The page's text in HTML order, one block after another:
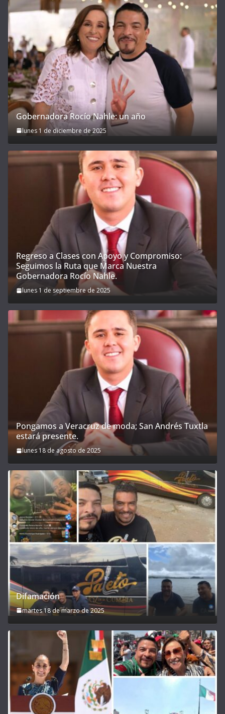
Gobernadora Rocío Nahle: un año
lunes 1 de diciembre de 2025
Regreso a Clases con Apoyo y Compromiso:
Seguimos la Ruta que Marca Nuestra
Gobernadora Rocío Nahle.
lunes 1 de septiembre de 2025
Pongamos a Veracruz de moda; San Andrés Tuxtla
estará presente.
lunes 18 de agosto de 2025
Difamación
martes 18 de marzo de 2025